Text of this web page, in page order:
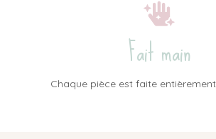
Fait main
Chaque pièce est faite